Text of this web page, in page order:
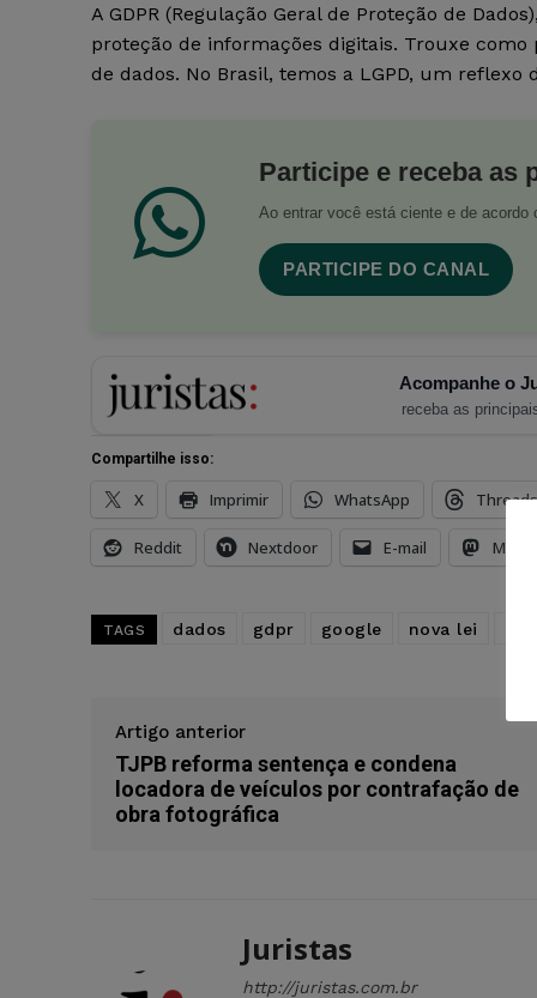
A GDPR (Regulação Geral de Proteção de
proteção de informações digitais. Trouxe
de dados. No Brasil, temos a LGPD, um
Participe e receba as
Ao entrar você está ciente e de acordo
PARTICIPE DO CANAL
Acompanhe o
receba as
Compartilhe isso:
X Imprimir WhatsApp Threads
Reddit Nextdoor E-mail
TAGS dados gdpr google nova lei
Artigo anterior
TJPB reforma sentença e condena
locadora de veículos por contrafação de
obra fotográfica
Juristas
http://juristas.com.br